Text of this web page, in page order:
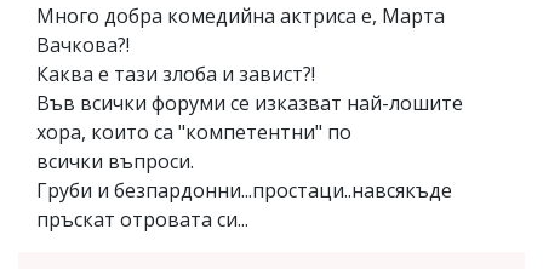
Много добра комедийна актриса е, Марта
Вачкова?!
Каква е тази злоба и завист?!
Във всички форуми се изказват най-лошите
хора, които са "компетентни" по
всички въпроси.
Груби и безпардонни...простаци..навсякъде
пръскат отровата си...